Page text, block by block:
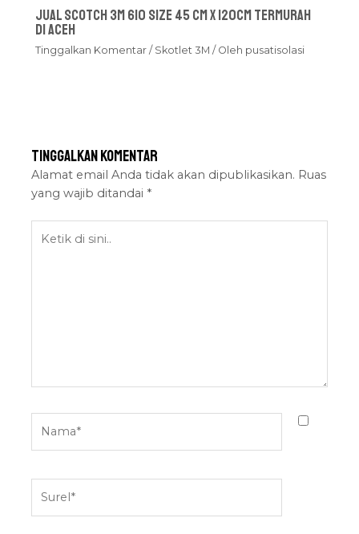
Jual Scotch 3M 610 Size 45 cm x 120cm Termurah
Di Aceh
Tinggalkan Komentar / Skotlet 3M / Oleh pusatisolasi
Tinggalkan Komentar
Alamat email Anda tidak akan dipublikasikan. Ruas
yang wajib ditandai *